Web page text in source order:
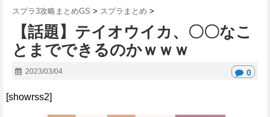
スプラ3攻略まとめGS > スプラまとめ >
【話題】テイオウイカ、〇〇なこ
とまでできるのかｗｗｗ
2023/03/04 0
[showrss2]